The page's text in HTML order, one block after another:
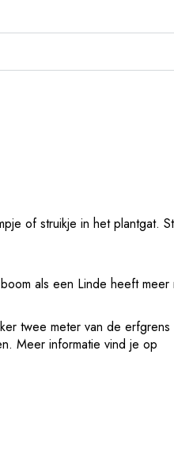
of struikje in het plantgat.
als een Linde heeft meer
twee meter van de erfgrens
Meer informatie vind je op